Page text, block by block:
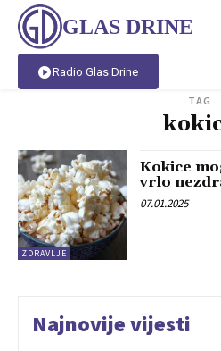
GLAS DRINE
Radio Glas Drine
TAG
ZDRAVLJE
Kokice
vrlo
07.01.2025
Najnovije vijesti